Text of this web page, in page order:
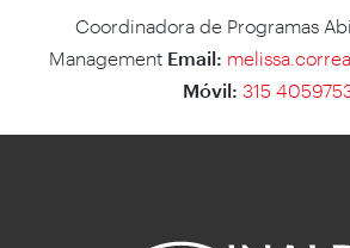
Coordinadora de Programas
Management Email:
Móvil: 315